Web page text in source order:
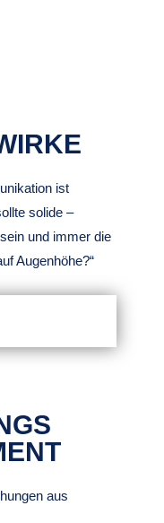
ist
solide –
und immer die
Augenhöhe?“
aus